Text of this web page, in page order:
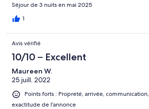
and reception. The property is so stunning,
entered a magical place once you cross the
was incredibly beautiful and we couldn’t be
choice of celebrating our big day at Glen
Séjour de 3 nuits en mai 2025
1
Avis vérifié
10/10 – Excellent
Maureen W.
25 juill. 2022
Points forts : Propreté, arrivée,
exactitude de l’annonce